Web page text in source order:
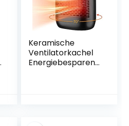
Keramische
Ventilatorkachel
Energiebesparend,